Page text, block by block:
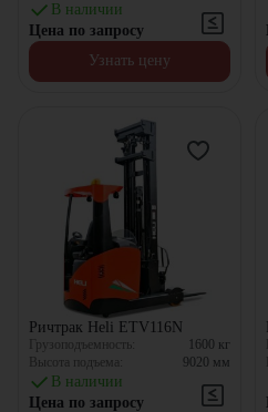
В наличии
Цена по запросу
Узнать цену
Ричтрак Heli ETV116N
Грузоподъемность: 1600 кг
Высота подъема:
9020 мм
В наличии
Цена по запросу